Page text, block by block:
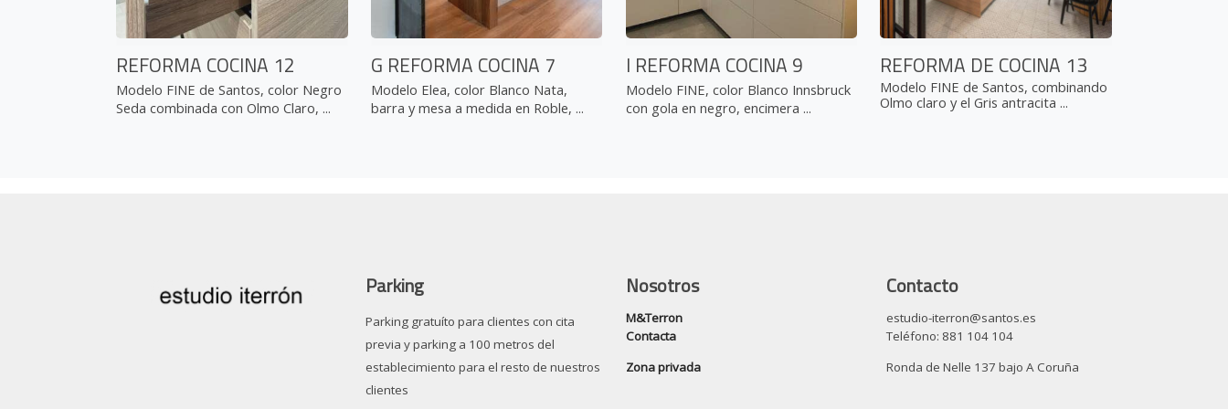
REFORMA COCINA 12
Modelo FINE de Santos, color Negro
Seda combinada con Olmo Claro, ...
G REFORMA COCINA 7
Modelo Elea, color Blanco Nata,
barra y mesa a medida en Roble, ...
I REFORMA COCINA 9
Modelo FINE, color Blanco Innsbruck
con gola en negro, encimera ...
REFORMA DE COCINA 13
Modelo FINE de Santos, combinando
Olmo claro y el Gris antracita ...
Parking
Parking gratuíto para clientes con cita
previa y parking a 100 metros del
establecimiento para el resto de nuestros
clientes
Nosotros
M&Terron
Contacta
Zona privada
Contacto
estudio-iterron@santos.es
Teléfono: 881 104 104
Ronda de Nelle 137 bajo A Coruña